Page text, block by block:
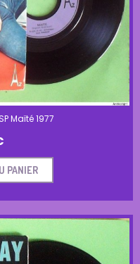
Maïté 1977
PANIER